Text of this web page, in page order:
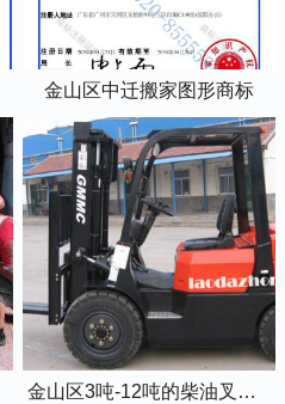
金山区中迁搬家图形商标
金山区3吨-12吨的柴油叉车出租